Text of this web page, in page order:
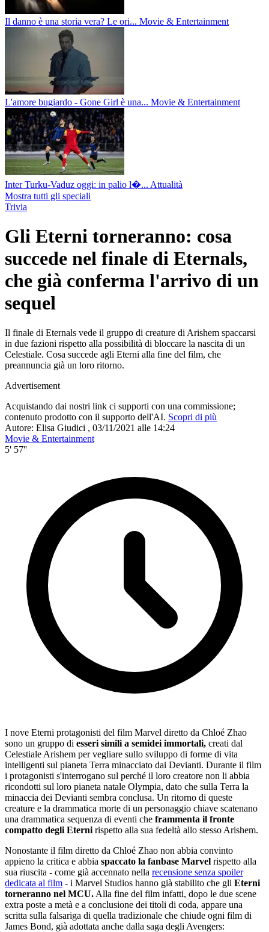
Il danno è una storia vera? Le ori... Movie & Entertainment
L'amore bugiardo - Gone Girl è una... Movie & Entertainment
Inter Turku-Vaduz oggi: in palio l�... Attualità
Mostra tutti gli speciali
Trivia
Gli Eterni torneranno: cosa
succede nel finale di Eternals,
che già conferma l'arrivo di un
sequel
Il finale di Eternals vede il gruppo di creature di Arishem spaccarsi
in due fazioni rispetto alla possibilità di bloccare la nascita di un
Celestiale. Cosa succede agli Eterni alla fine del film, che
preannuncia già un loro ritorno.
Advertisement
Acquistando dai nostri link ci supporti con una commissione;
contenuto prodotto con il supporto dell'AI. Scopri di più
Autore: Elisa Giudici , 03/11/2021 alle 14:24
Movie & Entertainment
5' 57''
I nove Eterni protagonisti del film Marvel diretto da Chloé Zhao
sono un gruppo di esseri simili a semidei immortali, creati dal
Celestiale Arishem per vegliare sullo sviluppo di forme di vita
intelligenti sul pianeta Terra minacciato dai Devianti. Durante il film
i protagonisti s'interrogano sul perché il loro creatore non li abbia
ricondotti sul loro pianeta natale Olympia, dato che sulla Terra la
minaccia dei Devianti sembra conclusa. Un ritorno di queste
creature e la drammatica morte di un personaggio chiave scatenano
una drammatica sequenza di eventi che frammenta il fronte
compatto degli Eterni rispetto alla sua fedeltà allo stesso Arishem.
Nonostante il film diretto da Chloé Zhao non abbia convinto
appieno la critica e abbia spaccato la fanbase Marvel rispetto alla
sua riuscita - come già accennato nella recensione senza spoiler
dedicata al film - i Marvel Studios hanno già stabilito che gli Eterni
torneranno nel MCU. Alla fine del film infatti, dopo le due scene
extra poste a metà e a conclusione dei titoli di coda, appare una
scritta sulla falsariga di quella tradizionale che chiude ogni film di
James Bond, già adottata anche dalla saga degli Avengers: